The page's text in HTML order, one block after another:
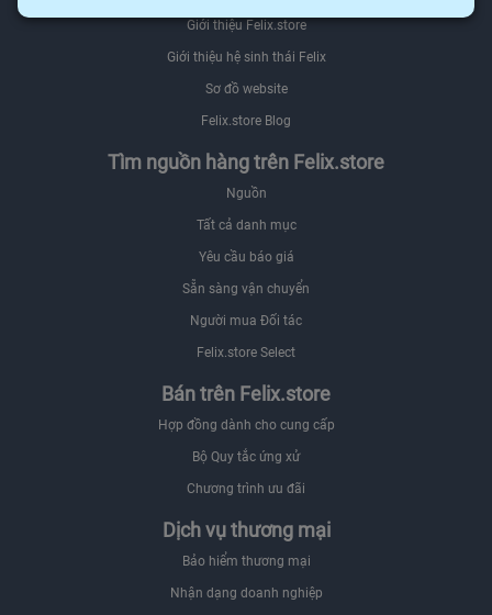
Giới thiệu Felix.store
Giới thiệu hệ sinh thái Felix
Sơ đồ website
Felix.store Blog
Tìm nguồn hàng trên Felix.store
Nguồn
Tất cả danh mục
Yêu cầu báo giá
Sẵn sàng vận chuyển
Người mua Đối tác
Felix.store Select
Bán trên Felix.store
Hợp đồng dành cho cung cấp
Bộ Quy tắc ứng xử
Chương trình ưu đãi
Dịch vụ thương mại
Bảo hiểm thương mại
Nhận dạng doanh nghiệp